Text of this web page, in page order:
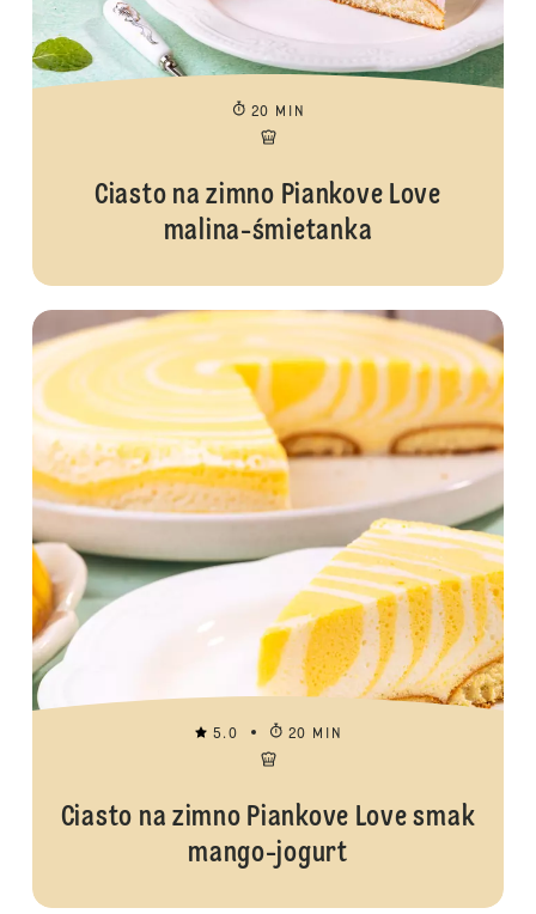
20 MIN
Ciasto na zimno Piankove Love
malina-śmietanka
5.0 20 MIN
Ciasto na zimno Piankove Love smak
mango-jogurt